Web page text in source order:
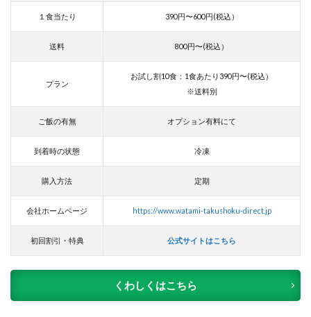
１食当たり 390円〜600円(税込）
送料 800円〜(税込）
プラン
お試し割10食：1食あたり390円〜(税込）
※送料別
ご飯の有無 オプション有料にて
到着時の状態 冷凍
購入方法 定期
会社ホームページ https://www.watami-takushoku-direct.jp
初回割引・特典 公式サイトはこちら
くわしくはこちら